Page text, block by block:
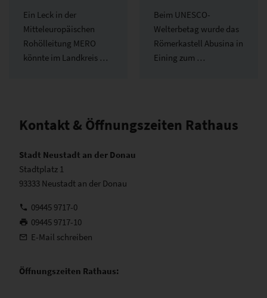
Ein Leck in der
Mitteleuropäischen
Rohölleitung MERO
könnte im Landkreis …
Beim UNESCO-
Welterbetag wurde das
Römerkastell Abusina in
Eining zum …
Kontakt & Öffnungszeiten Rathaus
Stadt Neustadt an der Donau
Stadtplatz 1
93333 Neustadt an der Donau
09445 9717-0
09445 9717-10
E-Mail schreiben
Öffnungszeiten Rathaus: